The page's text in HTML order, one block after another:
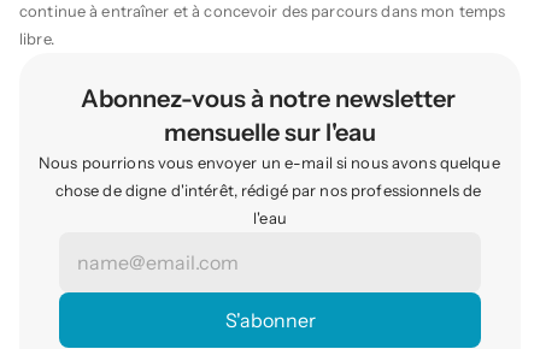
continue à entraîner et à concevoir des parcours dans mon temps
libre.
Abonnez-vous à notre newsletter
mensuelle sur l'eau
Nous pourrions vous envoyer un e-mail si nous avons quelque
chose de digne d'intérêt, rédigé par nos professionnels de
l'eau